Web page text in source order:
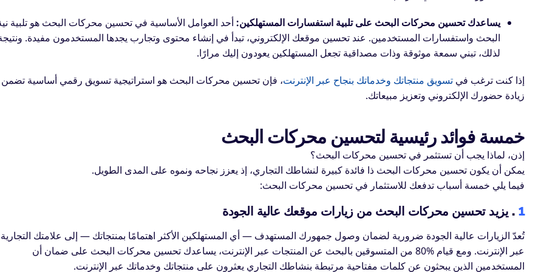
يساعدك تحسين محركات البحث على تلبية استفسارات المستهلكين:أحد العوامل الأساسية في تحسين محركات البحث هو تلبية
البحث واستفسارات المستخدمين. عند تحسين موقعك الإلكتروني، تبدأ في إنشاء محتوى وتجارب يجدها المستخدمون مفيدة.
لذلك، تبني سمعة موثوقة وذات مصداقية تجعل المستهلكين يعودون إليك مرارًا.
إذا كنت ترغب في تسويق منتجاتك وخدماتك بنجاح عبر الإنترنت، فإن تحسين محركات البحث هو استراتيجية تسويق رقمي أساسية
زيادة حضورك الإلكتروني وتعزيز مبيعاتك.
خمسة فوائد رئيسية لتحسين محركات البحث
إذن، لماذا يجب أن تستثمر في تحسين محركات البحث؟
يمكن أن يكون تحسين محركات البحث ذا فائدة كبيرة لنشاطك التجاري، إذ يعزز نجاحه ونموه على المدى الطويل.
فيما يلي خمسة أسباب تدفعك للاستثمار في تحسين محركات البحث:
1 . يزيد تحسين محركات البحث من زيارات موقعك عالية الجودة
تُعدّ الزيارات عالية الجودة ضرورية لضمان وصول جمهورك المستهدف — أي المستهلكين الأكثر اهتمامًا بمنتجاتك — إلى علامتك التجارية
عبر الإنترنت. ومع قيام ‎80%‎ من المتسوقين بالبحث عن المنتجات عبر الإنترنت، يساعدك تحسين محركات البحث على ضمان أن
المستخدمين الذين يبحثون عن كلمات مفتاحية مرتبطة بنشاطك التجاري يعثرون على منتجاتك وخدماتك عبر الإنترنت.